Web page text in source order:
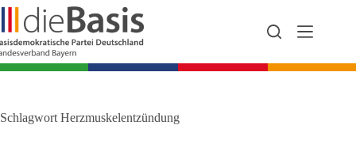
Zum
Inhalt
springen
Schlagwort Herzmuskelentzündung